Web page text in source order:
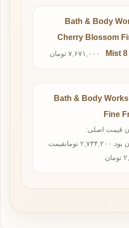
Bath & Body
Cherry Blossom
Mist
۷,۶۷۱,۰۰۰ تومان
Bath & Body
Fine
تومان قیمت اصلی:
۷,۳۶۲,۴۵۰ تومان بود.۲,۷۳۴,۲۰۰ تومانقیمت